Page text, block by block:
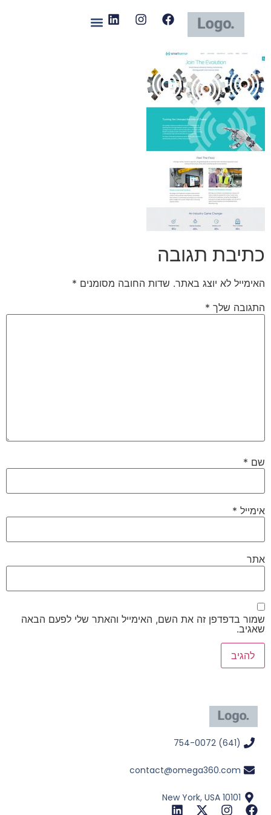
כתיבת תגובה
האימייל לא יוצג באתר. שדות החובה מסומנים *
התגובה שלך *
שם *
אימייל *
אתר
שמור בדפדפן זה את השם, האימייל והאתר שלי לפעם הבאה
שאגיב.
(641) 754-0072
contact@omega360.com
New York, USA 10101